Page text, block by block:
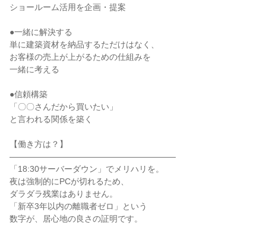
ショールーム活用を企画・提案
●一緒に解決する
単に建築資材を納品するただけはなく、
お客様の売上が上がるための仕組みを
一緒に考える
●信頼構築
「〇〇さんだから買いたい」
と言われる関係を築く
【働き方は？】
――――――――――――――――――――
「18:30サーバーダウン」でメリハリを。
夜は強制的にPCが切れるため、
ダラダラ残業はありません。
「新卒3年以内の離職者ゼロ」という
数字が、居心地の良さの証明です。